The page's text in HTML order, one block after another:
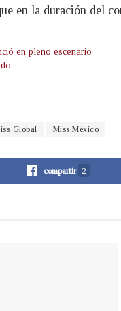
en la duración del
en pleno escenario
Global Miss México
compartir 2